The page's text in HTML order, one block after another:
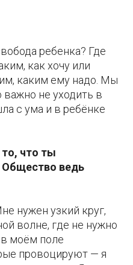
ребенка? Где
как хочу или
каким ему надо. Мы
не уходить в
с ума и в ребёнке
что ты
Общество ведь
нужен узкий круг,
волне, где не нужно
в моём поле
провоцируют — я